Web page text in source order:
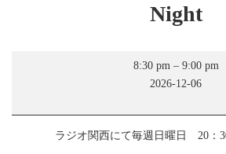
Night
山
琉
の
今
夜
8:30 pm – 9:00 pm
2026-12-06
ラジオ関西にて毎週日曜日 20：